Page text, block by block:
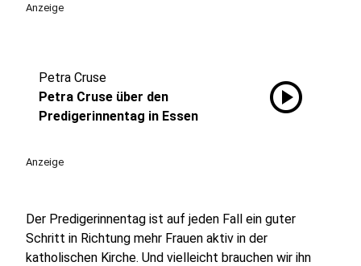
Anzeige
Petra Cruse
Petra Cruse über den
Predigerinnentag in Essen
play_circle
Anzeige
Der Predigerinnentag ist auf jeden Fall ein guter
Schritt in Richtung mehr Frauen aktiv in der
katholischen Kirche. Und vielleicht brauchen wir ihn